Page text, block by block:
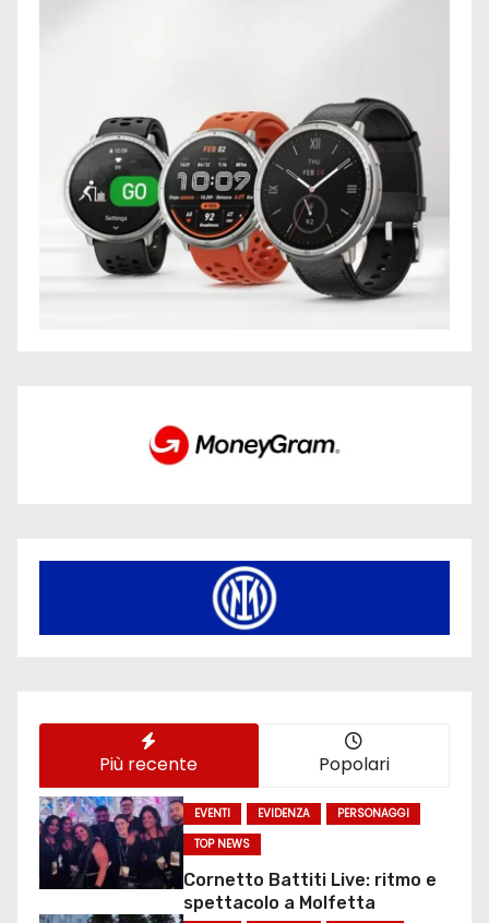
Più recente Popolari
EVENTI EVIDENZA
PERSONAGGI
TOP NEWS
Cornetto Battiti Live: ritmo e
spettacolo a Molfetta